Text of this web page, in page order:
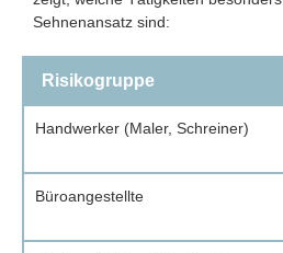
Sehnenansatz sind:
Risikogruppe
Handwerker (Maler, Schreiner)
Büroangestellte